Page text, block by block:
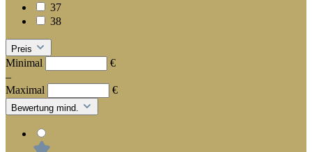
37
38
Preis
Minimal
€
–
Maximal
€
Bewertung mind.